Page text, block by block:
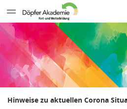
Hinweise zu aktuellen Corona
Datentabelle mit 103 Zeilen und 5